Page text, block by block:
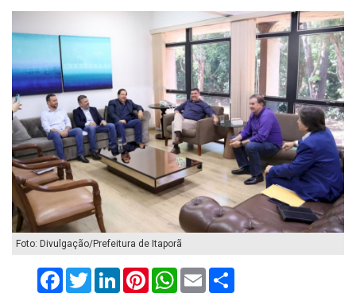
Foto: Divulgação/Prefeitura de Itaporã
FacebookTwitterLinkedInPinterestWhatsApp
Email